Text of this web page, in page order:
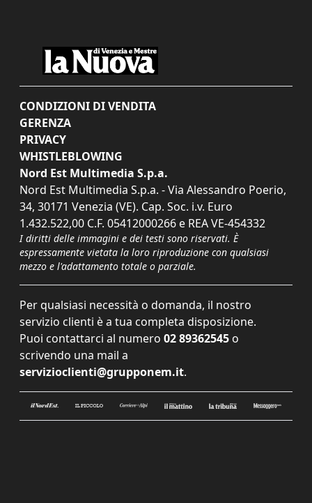
CONDIZIONI DI VENDITA
GERENZA
PRIVACY
WHISTLEBLOWING
Nord Est Multimedia S.p.a.
Nord Est Multimedia S.p.a. - Via Alessandro Poerio,
34, 30171 Venezia (VE). Cap. Soc. i.v. Euro
1.432.522,00 C.F. 05412000266 e REA VE-454332
I diritti delle immagini e dei testi sono riservati. È
espressamente vietata la loro riproduzione con qualsiasi
mezzo e l'adattamento totale o parziale.
Per qualsiasi necessità o domanda, il nostro
servizio clienti è a tua completa disposizione.
Puoi contattarci al numero 02 89362545 o
scrivendo una mail a
servizioclienti@grupponem.it.